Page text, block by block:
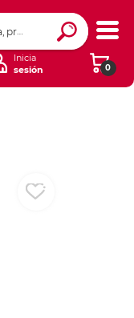
0
Inicia
sesión
Ingresar Codigo